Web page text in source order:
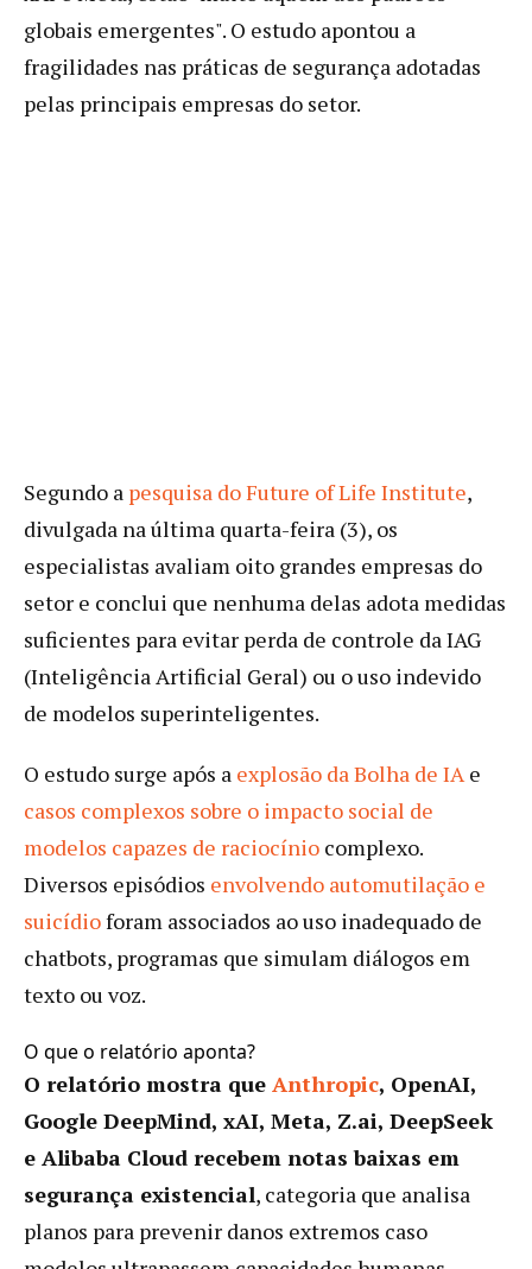
globais emergentes". O estudo apontou a
fragilidades nas práticas de segurança adotadas
pelas principais empresas do setor.
Segundo a pesquisa do Future of Life Institute,
divulgada na última quarta-feira (3), os
especialistas avaliam oito grandes empresas do
setor e conclui que nenhuma delas adota medidas
suficientes para evitar perda de controle da IAG
(Inteligência Artificial Geral) ou o uso indevido
de modelos superinteligentes.
O estudo surge após a explosão da Bolha de IAe
casos complexos sobre o impacto social de
modelos capazes de raciocínio complexo.
Diversos episódios envolvendo automutilação e
suicídioforam associados ao uso inadequado de
chatbots, programas que simulam diálogos em
texto ou voz.
O que o relatório aponta?
O relatório mostra que Anthropic, OpenAI,
Google DeepMind, xAI, Meta, Z.ai, DeepSeek
e Alibaba Cloud recebem notas baixas em
segurança existencial, categoria que analisa
planos para prevenir danos extremos caso